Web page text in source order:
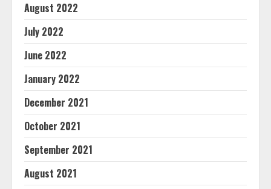
August 2022
July 2022
June 2022
January 2022
December 2021
October 2021
September 2021
August 2021